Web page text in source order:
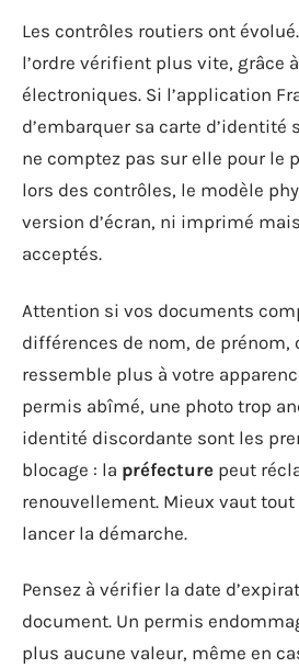
Les contrôles routiers ont
l’ordre vérifient plus vite, grâce
électroniques. Si l’application
d’embarquer sa carte d’identité
ne comptez pas sur elle pour le
lors des contrôles, le modèle
version d’écran, ni imprimé
acceptés.
Attention si vos documents
différences de nom, de prénom,
ressemble plus à votre
permis abîmé, une photo trop
identité discordante sont les
blocage : la préfecture peut
renouvellement. Mieux vaut
lancer la démarche.
Pensez à vérifier la date
document. Un permis
plus aucune valeur, même en